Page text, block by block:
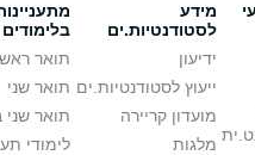
מידע
לסטודנטיות.ים
ידיעון
ייעוץ לסטודנטיות.ים
מועדון קריירה
מלגות
בלימודים
תואר
תואר שני
תואר שני
לימודי